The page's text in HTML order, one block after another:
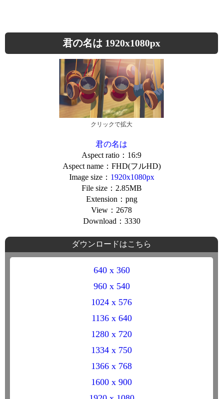
君の名は 1920x1080px
クリックで拡大
君の名は
Aspect ratio：16:9
Aspect name：FHD(フルHD)
Image size： 1920x1080px
File size：2.85MB
Extension：png
View：2678
Download：3330
ダウンロードはこちら
640 x 360
960 x 540
1024 x 576
1136 x 640
1280 x 720
1334 x 750
1366 x 768
1600 x 900